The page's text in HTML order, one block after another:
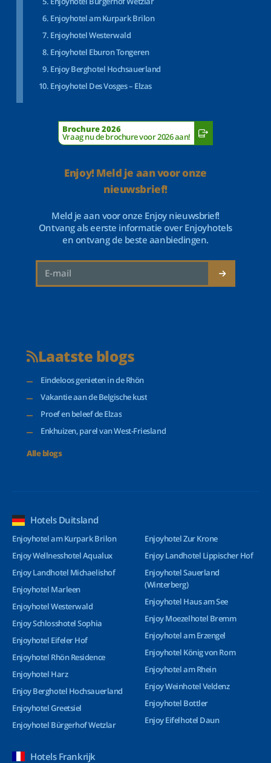
Enjoyhotel am Kurpark Brilon
Enjoyhotel Westerwald
Enjoyhotel Eburon Tongeren
Enjoy Berghotel Hochsauerland
Enjoyhotel Des Vosges – Elzas
Brochure 2026
Vraag nu de brochure voor 2026 aan!
Enjoy! Meld je aan voor onze
nieuwsbrief!
Meld je aan voor onze Enjoy nieuwsbrief!
Ontvang als eerste informatie over Enjoyhotels
en ontvang de beste aanbiedingen.
Laatste blogs
Eindeloos genieten in de Rhön
Vakantie aan de Belgische kust
Proef en beleef de Elzas
Enkhuizen, parel van West-Friesland
Alle blogs
Hotels Duitsland
Enjoyhotel am Kurpark Brilon
Enjoy Wellnesshotel Aqualux
Enjoy Landhotel Michaelishof
Enjoyhotel Marleen
Enjoyhotel Westerwald
Enjoy Schlosshotel Sophia
Enjoyhotel Eifeler Hof
Enjoyhotel Rhön Residence
Enjoyhotel Harz
Enjoy Berghotel Hochsauerland
Enjoyhotel Greetsiel
Enjoyhotel Bürgerhof Wetzlar
Enjoyhotel Zur Krone
Enjoy Landhotel Lippischer Hof
Enjoyhotel Sauerland
(Winterberg)
Enjoyhotel Haus am See
Enjoy Moezelhotel Bremm
Enjoyhotel am Erzengel
Enjoyhotel König von Rom
Enjoyhotel am Rhein
Enjoy Weinhotel Veldenz
Enjoyhotel Bottler
Enjoy Eifelhotel Daun
Hotels Frankrijk